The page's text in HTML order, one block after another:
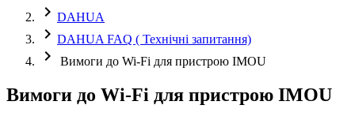
chevron_right DAHUA
chevron_right DAHUA FAQ ( Технічні запитання)
chevron_right Вимоги до Wi-Fi для пристрою IMOU
Вимоги до Wi-Fi для пристрою IMOU